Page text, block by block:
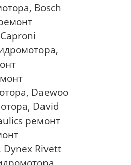
Bosch
Daewoo
David
ремонт
Dynex Rivett